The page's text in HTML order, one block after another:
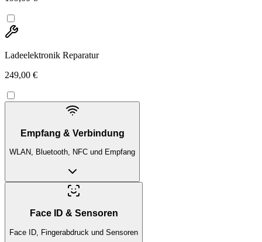
Ladeelektronik Reparatur
249,00 €
Empfang & Verbindung
WLAN, Bluetooth, NFC und Empfang
Face ID & Sensoren
Face ID, Fingerabdruck und Sensoren